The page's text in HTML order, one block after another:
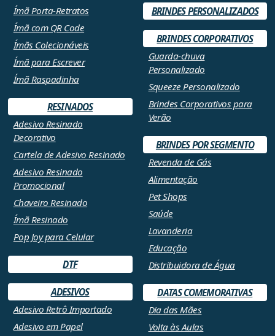
Ímã Porta-Retratos
Ímã com QR Code
Ímãs Colecionáveis
Ímã para Escrever
Ímã Raspadinha
RESINADOS
Adesivo Resinado
Decorativo
Cartela de Adesivo Resinado
Adesivo Resinado
Promocional
Chaveiro Resinado
Ímã Resinado
Pop Joy para Celular
DTF
ADESIVOS
Adesivo Retrô Importado
Adesivo em Papel
BRINDES PERSONALIZADOS
BRINDES CORPORATIVOS
Guarda-chuva
Personalizado
Squeeze Personalizado
Brindes Corporativos para
Verão
BRINDES POR SEGMENTO
Revenda de Gás
Alimentação
Pet Shops
Saúde
Lavanderia
Educação
Distribuidora de Água
DATAS COMEMORATIVAS
Dia das Mães
Volta às Aulas